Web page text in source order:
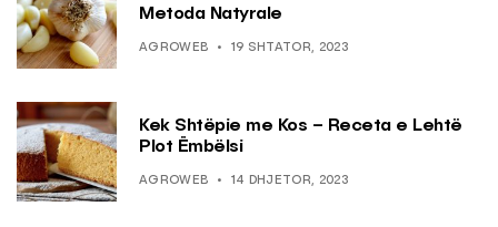
Metoda Natyrale
AGROWEB 19 SHTATOR, 2023
Kek Shtëpie me Kos – Receta e Lehtë
Plot Ëmbëlsi
AGROWEB 14 DHJETOR, 2023